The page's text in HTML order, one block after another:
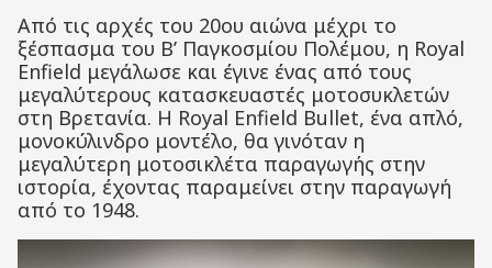
Από τις αρχές του 20ου αιώνα μέχρι το
ξέσπασμα του Β’ Παγκοσμίου Πολέμου, η Royal
Enfield μεγάλωσε και έγινε ένας από τους
μεγαλύτερους κατασκευαστές μοτοσυκλετών
στη Βρετανία. Η Royal Enfield Bullet, ένα απλό,
μονοκύλινδρο μοντέλο, θα γινόταν η
μεγαλύτερη μοτοσικλέτα παραγωγής στην
ιστορία, έχοντας παραμείνει στην παραγωγή
από το 1948.